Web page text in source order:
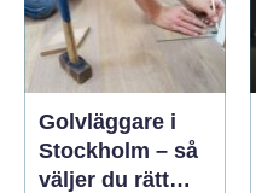
Golvläggare i
Stockholm – så
väljer du rätt